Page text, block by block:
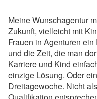
Meine Wunschagentur
Zukunft, vielleicht mit
Frauen in Agenturen
und die Zeit, die man
Karriere und Kind
einzige Lösung. Oder
Dreitagewoche. Nicht